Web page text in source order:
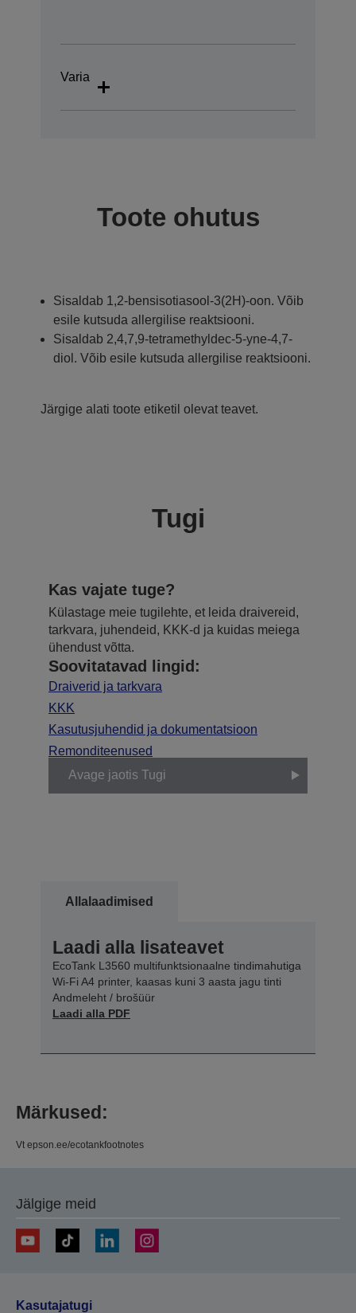
Varia
Toote ohutus
Sisaldab 1,2-bensisotiasool-3(2H)-oon. Võib
esile kutsuda allergilise reaktsiooni.
Sisaldab 2,4,7,9-tetramethyldec-5-yne-4,7-
diol. Võib esile kutsuda allergilise reaktsiooni.
Järgige alati toote etiketil olevat teavet.
Tugi
Kas vajate tuge?
Külastage meie tugilehte, et leida draivereid,
tarkvara, juhendeid, KKK-d ja kuidas meiega
ühendust võtta.
Soovitatavad lingid:
Draiverid ja tarkvara
KKK
Kasutusjuhendid ja dokumentatsioon
Remonditeenused
Avage jaotis Tugi
Allalaadimised
Laadi alla lisateavet
EcoTank L3560 multifunktsionaalne tindimahutiga
Wi-Fi A4 printer, kaasas kuni 3 aasta jagu tinti
Andmeleht / brošüür
Laadi alla PDF
Märkused:
Vt epson.ee/ecotankfootnotes
Jälgige meid
Kasutajatugi